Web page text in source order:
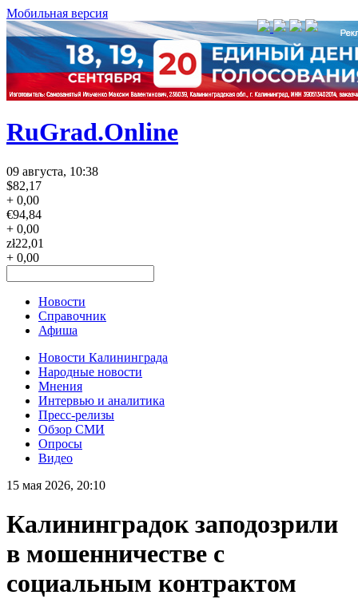
Мобильная версия
RuGrad.Online
09 августа, 10:38
$82,17
+ 0,00
€94,84
+ 0,00
zł22,01
+ 0,00
Новости
Справочник
Афиша
Новости Калининграда
Народные новости
Мнения
Интервью и аналитика
Пресс-релизы
Обзор СМИ
Опросы
Видео
15 мая 2026, 20:10
Калининградок заподозрили
в мошенничестве с
социальным контрактом